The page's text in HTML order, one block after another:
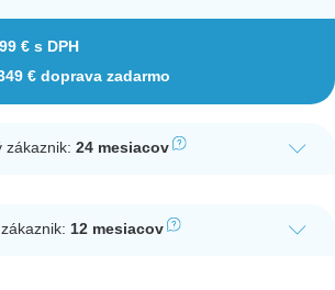
€ s DPH
€ doprava zadarmo
zákaznik:24 mesiacov
zákazníckeho účtu.
12 mesiacov